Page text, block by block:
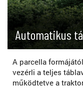
Automatikus
A parcella
vezérli a teljes
működtetve a